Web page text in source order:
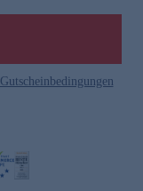
Gutscheinbedingungen